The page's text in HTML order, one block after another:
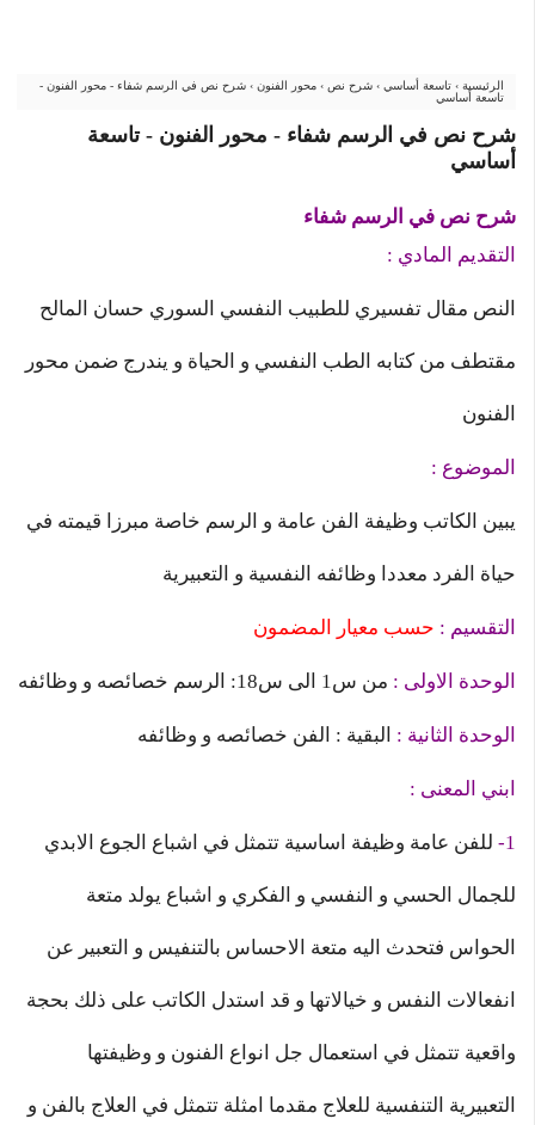
الرئيسية › تاسعة أساسي › شرح نص › محور الفنون › شرح نص في الرسم شفاء - محور الفنون -
تاسعة أساسي
شرح نص في الرسم شفاء - محور الفنون - تاسعة
أساسي
شرح نص في الرسم شفاء
التقديم المادي :
النص مقال تفسيري للطبيب النفسي السوري حسان المالح
مقتطف من كتابه الطب النفسي و الحياة و يندرج ضمن محور
الفنون
الموضوع :
يبين الكاتب وظيفة الفن عامة و الرسم خاصة مبرزا قيمته في
حياة الفرد معددا وظائفه النفسية و التعبيرية
التقسيم : حسب معيار المضمون
الوحدة الاولى : من س1 الى س18: الرسم خصائصه و وظائفه
الوحدة الثانية : البقية : الفن خصائصه و وظائفه
ابني المعنى :
1- للفن عامة وظيفة اساسية تتمثل في اشباع الجوع الابدي
للجمال الحسي و النفسي و الفكري و اشباع يولد متعة
الحواس فتحدث اليه متعة الاحساس بالتنفيس و التعبير عن
انفعالات النفس و خيالاتها و قد استدل الكاتب على ذلك بحجة
واقعية تتمثل في استعمال جل انواع الفنون و وظيفتها
التعبيرية التنفسية للعلاج مقدما امثلة تتمثل في العلاج بالفن و